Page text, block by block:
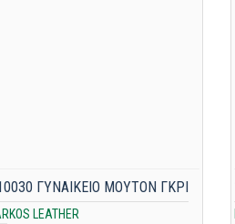
LEATHER
ΓΥΝΑΙΚΕΙΟ ΜΟΥΤΟΝ ΓΚΡΙ